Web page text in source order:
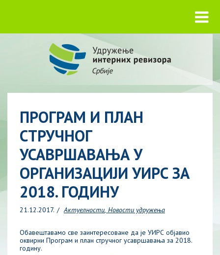
ПРОГРАМ И ПЛАН
СТРУЧНОГ
УСАВРШАВАЊА У
ОРГАНИЗАЦИЈИ УИРС ЗА
2018. ГОДИНУ
21.12.2017. Актуелности Новости удружења
Обавештавамо све заинтересоване да је УИРС објавио
оквирни Програм и план стручног усавршавања за 2018.
годину.